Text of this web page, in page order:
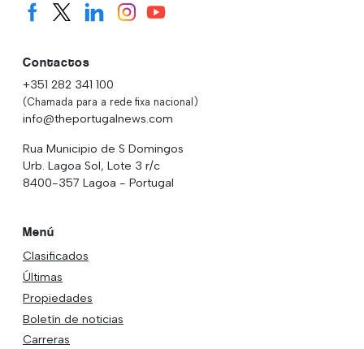
Contactos
+351 282 341 100
(Chamada para a rede fixa nacional)
info@theportugalnews.com
Rua Municipio de S Domingos
Urb. Lagoa Sol, Lote 3 r/c
8400-357 Lagoa - Portugal
Menú
Clasificados
Últimas
Propiedades
Boletín de noticias
Carreras